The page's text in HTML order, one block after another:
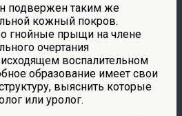
подвержен таким же
кожный покров.
гнойные прыщи на члене
очертания
воспалительном
образование имеет свои
выяснить которые
или уролог.